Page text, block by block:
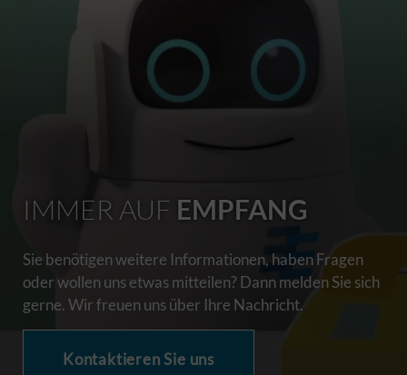
IMMER AUF EMPFANG
Sie benötigen weitere Informationen, haben Fragen
oder wollen uns etwas mitteilen? Dann melden Sie sich
gerne. Wir freuen uns über Ihre Nachricht.
Kontaktieren Sie uns